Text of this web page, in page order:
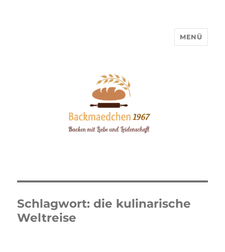
MENÜ
Schlagwort:die kulinarische
Weltreise